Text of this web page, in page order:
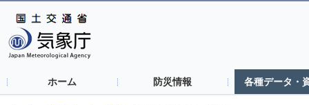
ホーム 防災情報 各種データ・